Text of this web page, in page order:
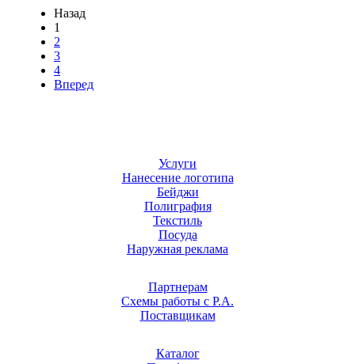
Назад
1
2
3
4
Вперед
Услуги
Нанесение логотипа
Бейджи
Полиграфия
Текстиль
Посуда
Наружная реклама
Партнерам
Схемы работы с Р.А.
Поставщикам
Каталог